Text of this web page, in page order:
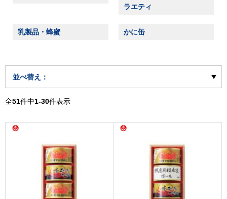
ラエティ
乳製品・蜂蜜 かに缶
並べ替え：
全51件中1-30件表示